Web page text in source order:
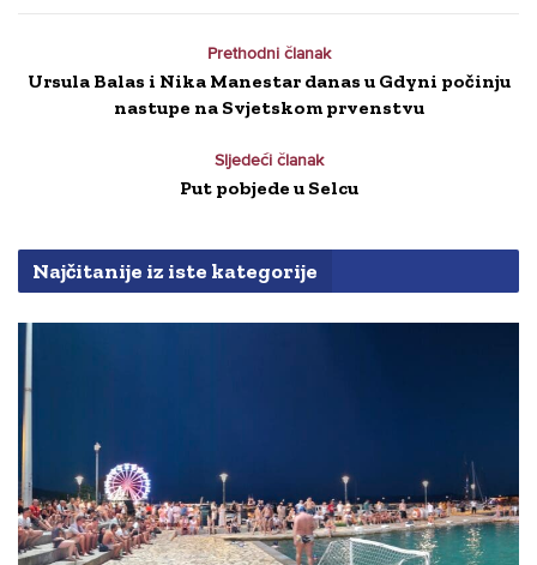
Prethodni članak
Ursula Balas i Nika Manestar danas u Gdyni počinju
nastupe na Svjetskom prvenstvu
Sljedeći članak
Put pobjede u Selcu
Najčitanije iz iste kategorije